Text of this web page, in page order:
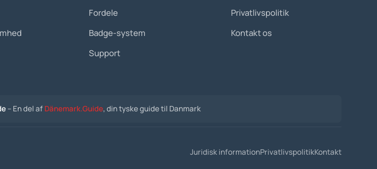
Fordele
Badge-system
Support
Privatlivspolitik
Kontakt os
– En del afDänemark.Guide, din tyske guide til Danmark
Juridisk informationPrivatlivspolitikKontakt